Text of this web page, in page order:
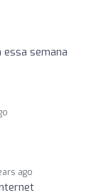
essa semana
ago